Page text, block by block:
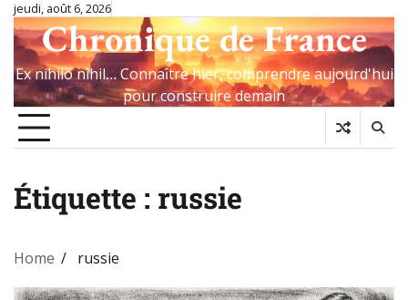
Skip
content
jeudi, août 6, 2026
Chronique de France
Ex nihilo nihil… Connaître hier, comprendre aujourd'hui
pour construire demain
Étiquette : russie
Home russie